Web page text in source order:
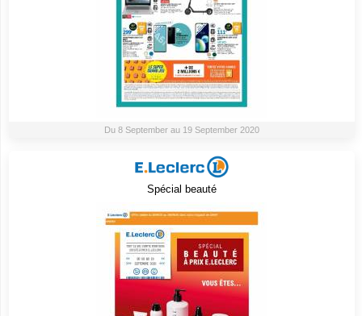
Du 8 September au 19 September 2020
Spécial beauté